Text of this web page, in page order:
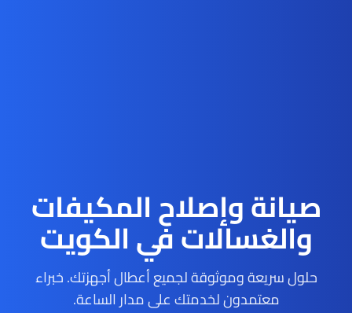
صيانة وإصلاح المكيفات
والغسالات في الكويت
حلول سريعة وموثوقة لجميع أعطال أجهزتك. خبراء
معتمدون لخدمتك على مدار الساعة.